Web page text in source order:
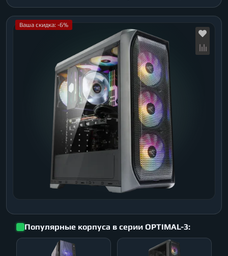
Ваша скидка: -6%
Популярные корпуса в серии OPTIMAL-3: